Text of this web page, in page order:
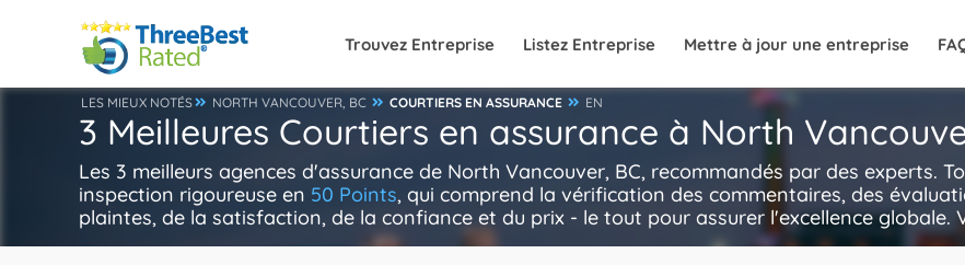
Trouvez Entreprise Listez Entreprise Mettre à jour une entreprise
LES MIEUX NOTÉS NORTH VANCOUVER, BC COURTIERS EN ASSURANCE EN
3 Meilleures Courtiers en assurance à North
Les 3 meilleurs agences d'assurance de North Vancouver, BC, recommandés par des experts.
inspection rigoureuse en 50 Points, qui comprend la vérification des commentaires, des
plaintes, de la satisfaction, de la confiance et du prix - le tout pour assurer l'excellence globale.